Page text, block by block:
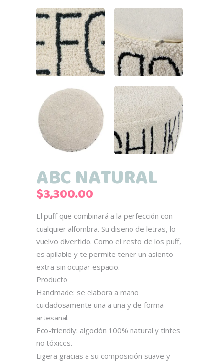
ABC NATURAL
$3,300.00
El puff que combinará a la perfección con
cualquier alfombra. Su diseño de letras, lo
vuelvo divertido. Como el resto de los puff,
es apilable y te permite tener un asiento
extra sin ocupar espacio.
Producto
Handmade: se elabora a mano
cuidadosamente una a una y de forma
artesanal.
Eco-friendly: algodón 100% natural y tintes
no tóxicos.
Ligera gracias a su composición suave y